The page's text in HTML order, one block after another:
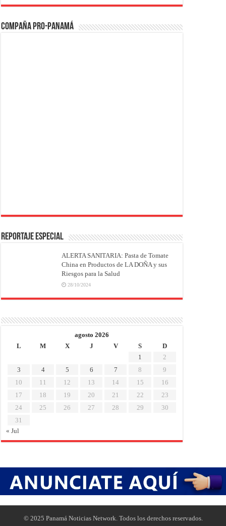
Compaña PRO-Panamá
REPORTAJE ESPECIAL
ALERTA SANITARIA: Pasta de Tomate
China en Productos de LA DOÑA y sus
Riesgos para la Salud
28/10/2024
agosto 2026
L
M X J V S
D
1
2
3
4 5 6 7 8
9
10
11 12 13 14 15
16
17
18 19 20 21 22
23
24
25 26 27 28 29
30
31
« Jul
© 2025 Panamá Noticias Network. Todos los derechos reservados.